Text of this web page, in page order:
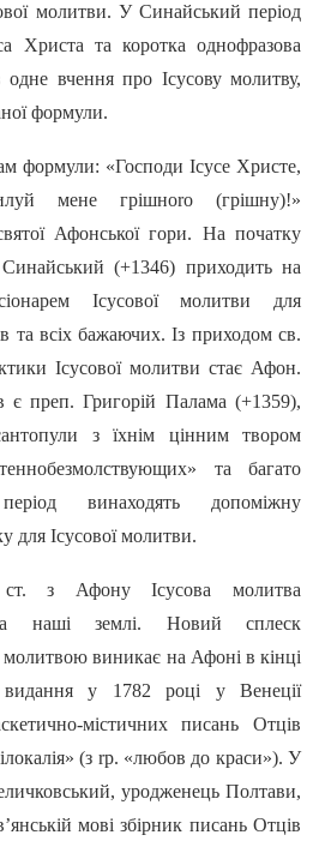
молитви. У Синайський період
Христа та коротка однофразова
вчення про Ісусову молитву,
формули.
формули: «Господи Icyce Христе,
мене гpiшнoro (грішну)!»
Афонської гори. На початку
(+1346) приходить на
Ісусової молитви для
та всіх бажаючих. Із приходом св.
Ісусової молитви стає Афон.
є пpeп. Григорій Палама (+1359),
з їхнім цінним твором
та багато
винаходять допоміжну
для Ісусової молитви.
з Афону Ісусова молитва
на наші землі. Новий сплеск
молитвою виникає на Афоні в кінці
у 1782 році у Венеції
містичних писань Отців
(з rp. «любов до краси»). У
уродженець Полтави,
мові збірник писань Отців